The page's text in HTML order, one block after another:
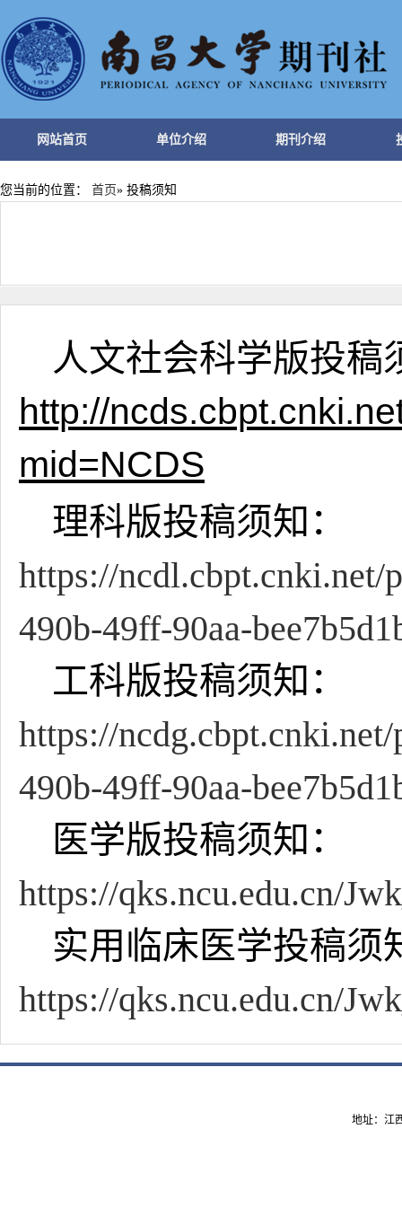
网站首页 单位介绍 期刊介绍
您当前的位置： 首页» 投稿须知
人文社会科学版投稿
http://
mid=NCDS
理科版投稿须知：
https://ncdl.cbpt.cnki.net/
490b-49ff-90aa-
工科版投稿须知：
https://
490b-49ff-90aa-
医学版投稿须知：
https://qks.ncu.edu.cn/
实用临床医学投稿须
https://qks.ncu.edu.cn/
地址：江